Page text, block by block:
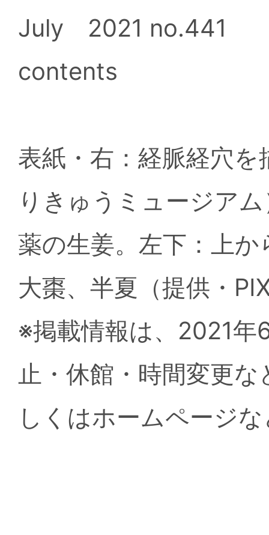
July 2021 no.441
contents
表紙・右：経脈経穴
りきゅうミュージア
薬の生姜。左下：上
大棗、半夏（提供・
※掲載情報は、2021年
止・休館・時間変更
しくはホームページ